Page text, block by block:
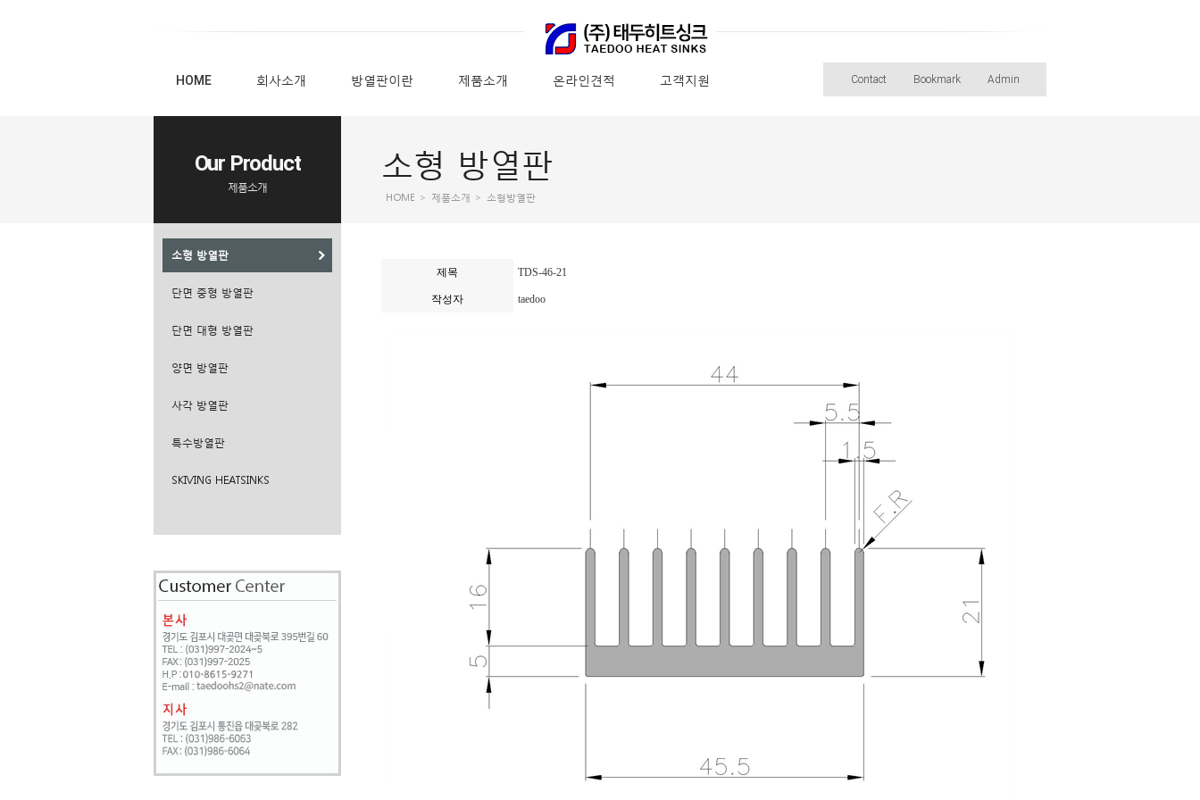
HOME 회사소개 방열판이란 제품소개 온라인견적 고객지원 Contact Bookmark Admin
Our Product
제품소개
소형 방열판
단면 중형 방열판
단면 대형 방열판
양면 방열판
사각 방열판
특수방열판
SKIVING HEATSINKS
소형 방열판
HOME > 제품소개 > 소형방열판
제목 TDS-46-21
작성자 taedoo